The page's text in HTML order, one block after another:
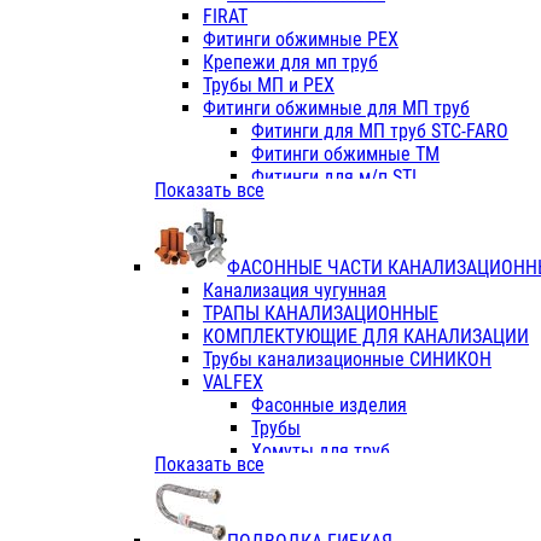
Фитинги ПП белые
Фитинги ПП белые
Фитинги ППс металл.белые
VALFEX
Трубы PE-RT
Трубы ПП водопровод белые
Трубы ПП водопровод серые
Трубы армированные
Трубы армированные
Фитинги с металл. серые
Фитинги ПП (серые)
Фитинги ПП белые
Краны
Фитинги ПП (белые)
Фитинги ПП с металлом белые
ПК КОНТУР
Краны полипропиленовые
Трубы полипропиленивые
FIRAT
Фитинги обжимные PEX
Крепежи для мп труб
Трубы МП и PEX
Фитинги обжимные для МП труб
Фитинги для МП труб STC-FARO
Фитинги обжимные ТМ
Фитинги для м/п STI
Фитинги для МП труб TITAN
TK
VALFEX
Показать все
ФАСОННЫЕ ЧАСТИ
Канализация чугунная
ТРАПЫ КАНАЛИЗАЦИОННЫЕ
КОМПЛЕКТУЮЩИЕ ДЛЯ КАНАЛИЗАЦИИ
Трубы канализационные СИНИКОН
VALFEX
Фасонные изделия
Трубы
Хомуты для труб
ПВХ (стройполимер)
Показать все